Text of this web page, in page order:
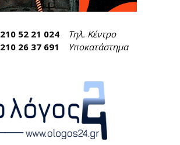
210 52 21 024
Τηλ. Κέντρο
210 26 37 691
Υποκατάστημα